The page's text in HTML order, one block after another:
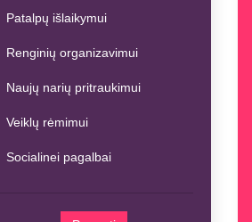
Patalpų išlaikymui
Renginių organizavimui
Naujų narių pritraukimui
Veiklų rėmimui
Socialinei pagalbai